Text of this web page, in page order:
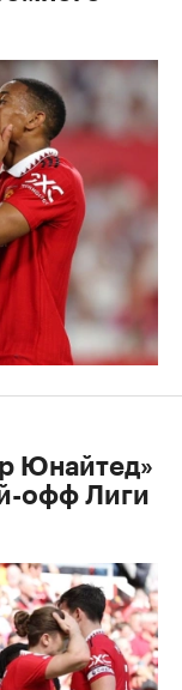
Юнайтед»
офф Лиги